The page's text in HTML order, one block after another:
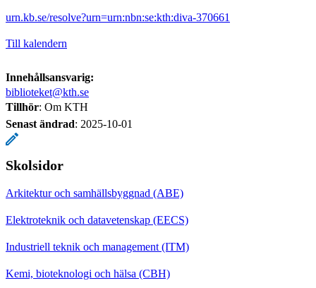
urn.kb.se/resolve?urn=urn:nbn:se:kth:diva-370661
Till kalendern
Innehållsansvarig:
biblioteket@kth.se
Tillhör: Om KTH
Senast ändrad: 2025-10-01
Skolsidor
Arkitektur och samhällsbyggnad (ABE)
Elektroteknik och datavetenskap (EECS)
Industriell teknik och management (ITM)
Kemi, bioteknologi och hälsa (CBH)